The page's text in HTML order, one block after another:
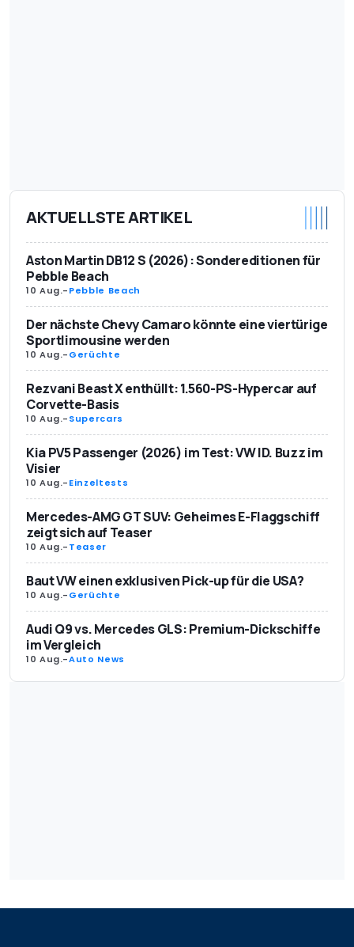
AKTUELLSTE ARTIKEL
Aston Martin DB12 S (2026): Sondereditionen für
Pebble Beach
10 Aug.-Pebble Beach
Der nächste Chevy Camaro könnte eine viertürige
Sportlimousine werden
10 Aug.-Gerüchte
Rezvani Beast X enthüllt: 1.560-PS-Hypercar auf
Corvette-Basis
10 Aug.-Supercars
Kia PV5 Passenger (2026) im Test: VW ID. Buzz im
Visier
10 Aug.-Einzeltests
Mercedes-AMG GT SUV: Geheimes E-Flaggschiff
zeigt sich auf Teaser
10 Aug.-Teaser
Baut VW einen exklusiven Pick-up für die USA?
10 Aug.-Gerüchte
Audi Q9 vs. Mercedes GLS: Premium-Dickschiffe
im Vergleich
10 Aug.-Auto News